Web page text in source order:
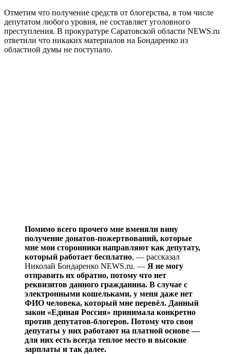
Отметим что получение средств от блогерства, в том числе
депутатом любого уровня, не составляет уголовного
преступления. В прокуратуре Саратовской области NEWS.ru
ответили что никаких материалов на Бондаренко из
областной думы не поступало.
Помимо всего прочего мне вменяли вину
получение донатов-пожертвований, которые
мне мои сторонники направляют как депутату,
который работает бесплатно, — рассказал
Николай Бондаренко NEWS.ru. — Я не могу
отправить их обратно, потому что нет
реквизитов данного гражданина. В случае с
электронными кошельками, у меня даже нет
ФИО человека, который мне перевёл. Данный
закон «Единая Россия» принимала конкретно
против депутатов-блогеров. Потому что свои
депутаты у них работают на платной основе —
для них есть всегда теплое место и высокие
зарплаты и так далее.